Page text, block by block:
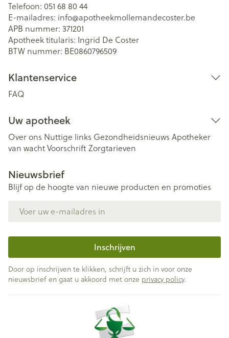
Telefoon: 051 68 80 44
E-mailadres: info@apotheekmollemandecoster.be
APB nummer: 371201
Apotheek titularis: Ingrid De Coster
BTW nummer: BE0860796509
Klantenservice
FAQ
Uw apotheek
Over ons Nuttige links Gezondheidsnieuws Apotheker
van wachtVoorschriftZorgtarieven
Nieuwsbrief
Blijf op de hoogte van nieuwe producten en promoties
Inschrijven
Door op inschrijven te klikken, schrijft u zich in voor onze
nieuwsbrief en gaat u akkoord met onze privacy policy.